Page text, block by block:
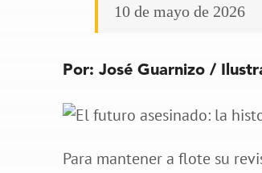
10 de mayo de 2026
Por: José Guarnizo /
Para mantener a flote su